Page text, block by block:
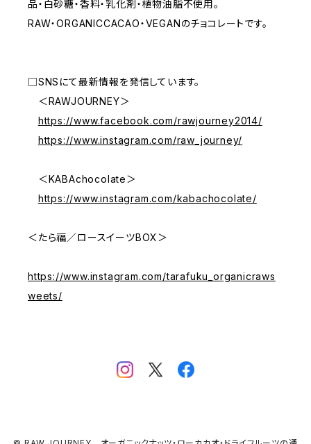
品・白砂糖・香料・乳化剤・植物油脂不使用。
RAW・ORGANICCACAO・VEGANのチョコレートです。
□SNSにて最新情報を発信しています。
＜RAWJOURNEY＞
https://www.facebook.com/rawjourney2014/
https://www.instagram.com/raw_journey/
＜KABAchocolate＞
https://www.instagram.com/kabachocolate/
＜たら福／ロースイーツBOX＞
https://www.instagram.com/tarafuku_organicraws
weets/